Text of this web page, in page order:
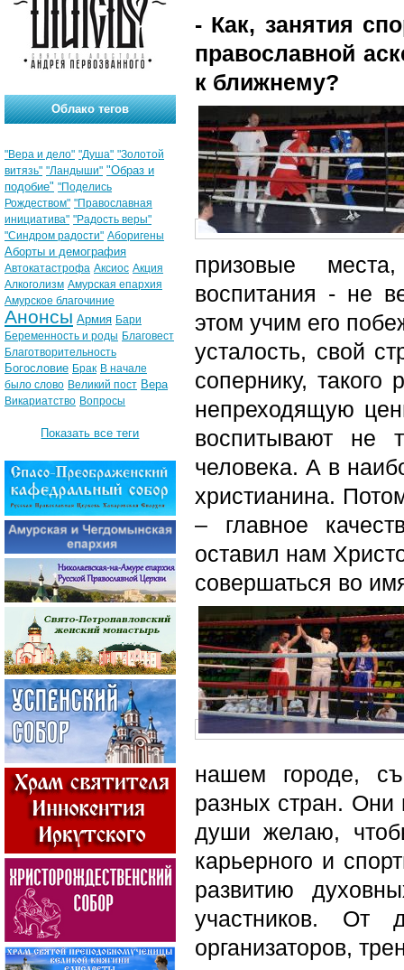
- Как, занятия
православной
к ближнему?
призовые
воспитания - не
этом учим его
усталость, свой
сопернику, такого
непреходящую
воспитывают не
человека. А в
христианина.
– главное
оставил нам
совершаться во
нашем городе,
разных стран. Они
души желаю,
карьерного и
развитию
участников. От
организаторов,
Облако тегов
"Вера и дело" "Душа" "Золотой
витязь" "Ландыши" "Образ и
подобие" "Поделись
Рождеством" "Православная
инициатива" "Радость веры"
"Синдром радости" Аборигены
Аборты и демография
Автокатастрофа Аксиос Акция
Алкоголизм Амурская епархия
Амурское благочиние
Анонсы Армия Бари
Беременность и роды Благовест
Благотворительность
Богословие Брак В начале
было слово Великий пост Вера
Викариатство Вопросы
Показать все теги